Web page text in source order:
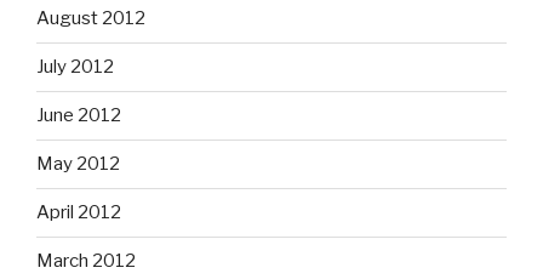
August 2012
July 2012
June 2012
May 2012
April 2012
March 2012